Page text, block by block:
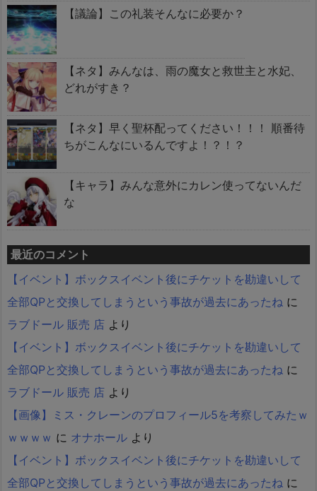
【議論】この礼装そんなに必要か？
【ネタ】みんなは、雨の魔女と救世主と水妃、
どれがすき？
【ネタ】早く聖杯配ってください！！！ 順番待
ちがこんなにいるんですよ！？！？
【キャラ】みんな意外にカレン使ってないんだ
な
最近のコメント
【イベント】ボックスイベント後にチケットを勘違いして
全部QPと交換してしまうという事故が過去にあったね に
ラブドール 販売 店 より
【イベント】ボックスイベント後にチケットを勘違いして
全部QPと交換してしまうという事故が過去にあったね に
ラブドール 販売 店 より
【画像】ミス・クレーンのプロフィール5を考察してみたｗ
ｗｗｗｗ に オナホール より
【イベント】ボックスイベント後にチケットを勘違いして
全部QPと交換してしまうという事故が過去にあったね に